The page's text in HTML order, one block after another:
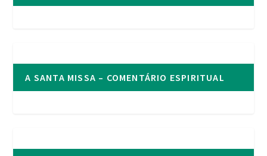
A SANTA MISSA – COMENTÁRIO ESPIRITUAL